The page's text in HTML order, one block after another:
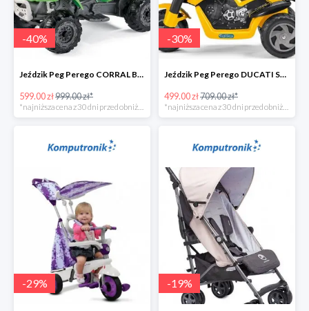
-40%
Jeździk Peg Perego CORRAL BEARCAT w super cenie
599.00 zł999.00 zł*
-30%
Jeździk Peg Perego DUCATI SCRAMBLER w super cenie
499.00 zł709.00 zł*
-29% -19%